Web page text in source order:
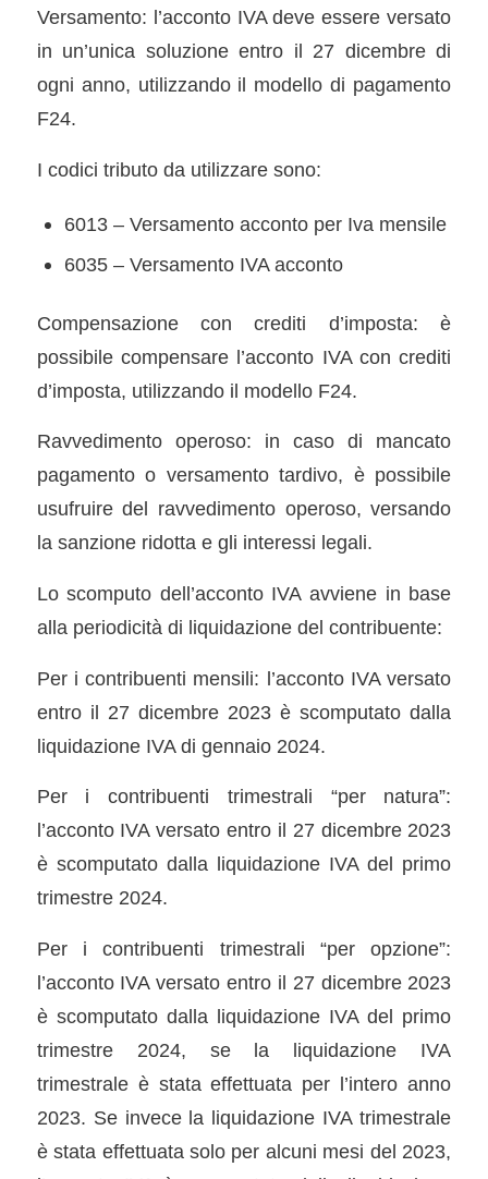
Versamento: l’acconto IVA deve essere versato
in un’unica soluzione entro il 27 dicembre di
ogni anno, utilizzando il modello di pagamento
F24.
I codici tributo da utilizzare sono:
6013 – Versamento acconto per Iva mensile
6035 – Versamento IVA acconto
Compensazione con crediti d’imposta: è
possibile compensare l’acconto IVA con crediti
d’imposta, utilizzando il modello F24.
Ravvedimento operoso: in caso di mancato
pagamento o versamento tardivo, è possibile
usufruire del ravvedimento operoso, versando
la sanzione ridotta e gli interessi legali.
Lo scomputo dell’acconto IVA avviene in base
alla periodicità di liquidazione del contribuente:
Per i contribuenti mensili: l’acconto IVA versato
entro il 27 dicembre 2023 è scomputato dalla
liquidazione IVA di gennaio 2024.
Per i contribuenti trimestrali “per natura”:
l’acconto IVA versato entro il 27 dicembre 2023
è scomputato dalla liquidazione IVA del primo
trimestre 2024.
Per i contribuenti trimestrali “per opzione”:
l’acconto IVA versato entro il 27 dicembre 2023
è scomputato dalla liquidazione IVA del primo
trimestre 2024, se la liquidazione IVA
trimestrale è stata effettuata per l’intero anno
2023. Se invece la liquidazione IVA trimestrale
è stata effettuata solo per alcuni mesi del 2023,